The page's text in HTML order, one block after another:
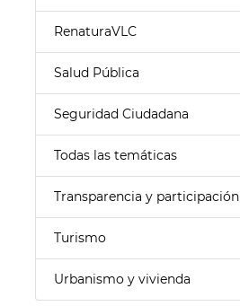
RenaturaVLC
Salud Pública
Seguridad Ciudadana
Todas las temáticas
Transparencia y participación
Turismo
Urbanismo y vivienda